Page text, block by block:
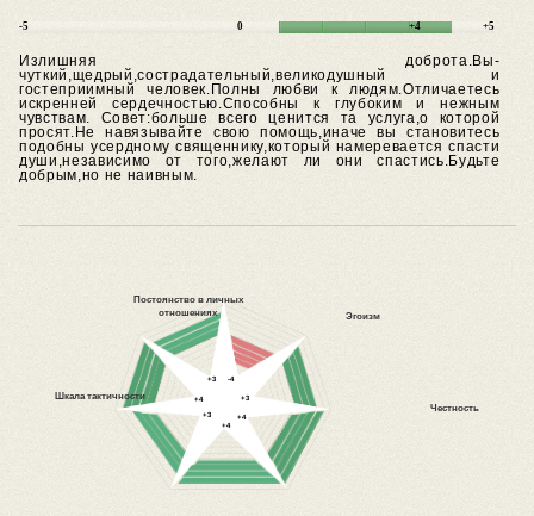
-5 0 +4 +5
Излишняя доброта.Вы-
чуткий,щедрый,сострадательный,великодушный и
гостеприимный человек.Полны любви к людям.Отличаетесь
искренней сердечностью.Способны к глубоким и нежным
чувствам. Совет:больше всего ценится та услуга,о которой
просят.Не навязывайте свою помощь,иначе вы становитесь
подобны усердному священнику,который намеревается спасти
души,независимо от того,желают ли они спастись.Будьте
добрым,но не наивным.